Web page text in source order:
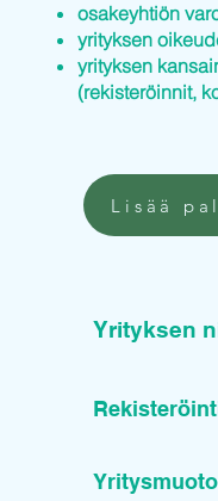
osakeyhtiön
yrityksen
yrityksen
(rekisteröinnit,
Lisää
Yrityksen